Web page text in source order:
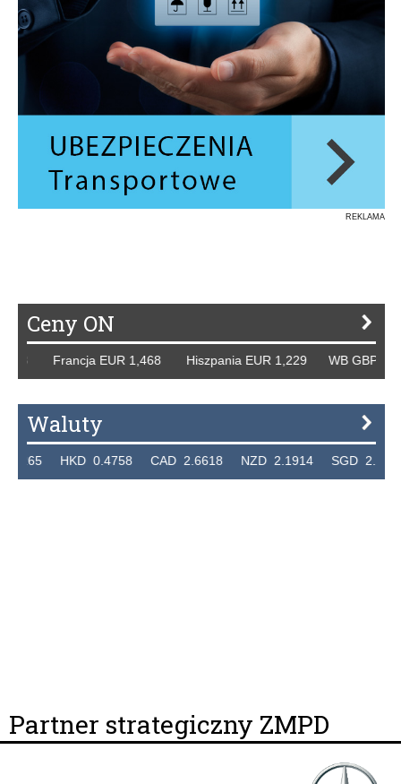
REKLAMA
Ceny ON
Francja EUR 1,468 Hiszpania EUR 1,229 WB GBP
Waluty
HKD 0.4758 CAD 2.6618 NZD 2.1914 SGD 2.9123
Partner strategiczny ZMPD